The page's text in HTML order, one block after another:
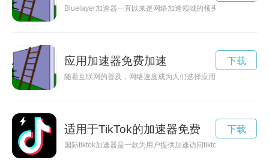
Bluelayer加速器一直以来是网络加速领域的领头羊，但是其高
应用加速器免费加速
随着互联网的普及，网络速度成为人们选择应用的重要因素之
下载
适用于TikTok的加速器免费
国际tiktok加速器是一款为用户提供加速访问tiktok和畅游社交
下载